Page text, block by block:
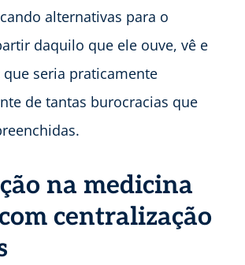
alternativas para o
daquilo que ele ouve, vê e
que seria praticamente
de tantas burocracias que
na medicina
centralização